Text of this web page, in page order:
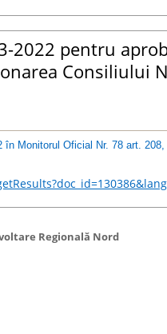
2022 pentru
Consiliului
în Monitorul Oficial Nr. 78 art. 208,
Regională Nord